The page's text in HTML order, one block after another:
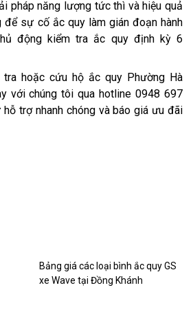
pháp năng lượng tức thì và hiệu quả
sự cố ắc quy làm gián đoạn hành
động kiểm tra ắc quy định kỳ 6
hoặc cứu hộ ắc quy Phường Hà
với chúng tôi qua hotline 0948 697
trợ nhanh chóng và báo giá ưu đãi
Bảng giá các loại bình ắc quy GS
xe Wave tại Đồng Khánh